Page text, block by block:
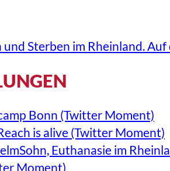
und Sterben im Rheinland.
Bonn (Twitter Moment)
is alive (Twitter Moment)
Euthanasie im
Moment)